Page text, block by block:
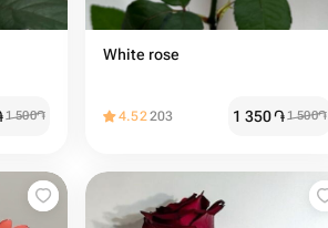
1 500֏
White rose
4.52203 1 350֏1 500֏